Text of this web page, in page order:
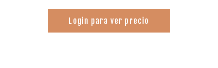
Login para ver precio